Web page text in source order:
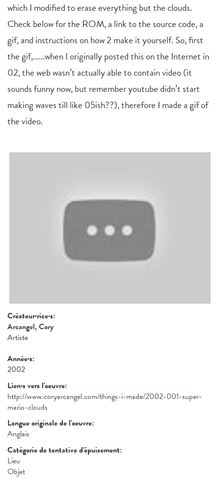
which I modified to erase everything but the clouds.
Check below for the ROM, a link to the source code, a
gif, and instructions on how 2 make it yourself. So, first
the gif,......when I originally posted this on the Internet in
02, the web wasn’t actually able to contain video (it
sounds funny now, but remember youtube didn’t start
making waves till like 05ish??), therefore I made a gif of
the video.
Créateur·rice·s:
Arcangel, Cory
Artiste
Année·s:
2002
Lien·s vers l'oeuvre:
http://www.coryarcangel.com/things-i-made/2002-001-super-
mario-clouds
Langue originale de l'oeuvre:
Anglais
Catégorie de tentative d'épuisement:
Lieu
Objet